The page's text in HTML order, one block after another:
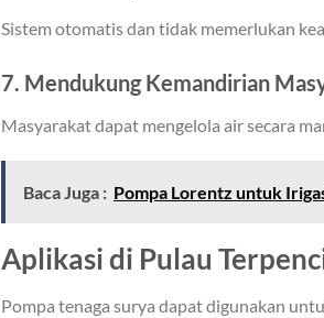
Sistem otomatis dan tidak memerlukan
7. Mendukung Kemandirian
Masyarakat dapat mengelola air secara
Baca Juga : Pompa Lorentz untuk
Aplikasi di Pulau
Pompa tenaga surya dapat digunakan